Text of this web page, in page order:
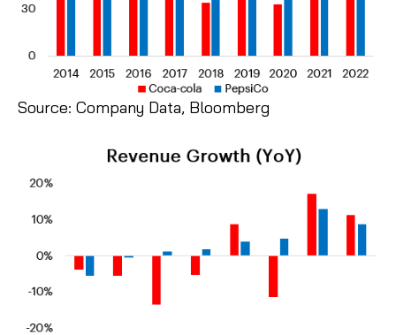
Source: Company Data, Bloomberg